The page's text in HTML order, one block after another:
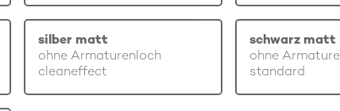
silber matt
ohne Armaturenloch
cleaneffect
schwarz matt
ohne
standard